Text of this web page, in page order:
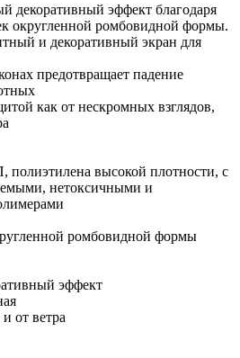
декоративный эффект благодаря
округленной ромбовидной формы.
и декоративный экран для
предотвращает падение
как от нескромных взглядов,
высокой плотности, с
нетоксичными и
ромбовидной формы
эффект
от ветра